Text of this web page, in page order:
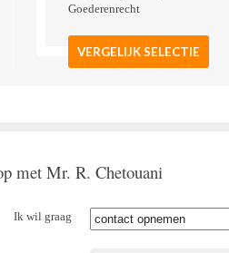
Goederenrecht
VERGELIJK SELECTIE
met Mr. R. Chetouani
Ik wil graag